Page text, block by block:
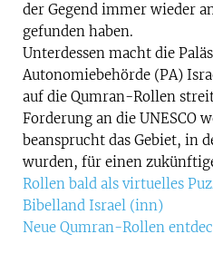
der Gegend immer wieder
gefunden haben.
Unterdessen macht die
Autonomiebehörde (PA)
auf die Qumran-Rollen
Forderung an die UNESCO
beansprucht das Gebiet, in
wurden, für einen
Rollen bald als virtuelles
Bibelland Israel (inn)
Neue Qumran-Rollen